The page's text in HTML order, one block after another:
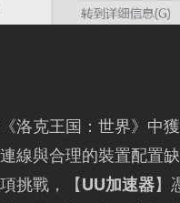
洛克王国：世界》中
線與合理的裝置配置缺
挑戰，【UU加速器】